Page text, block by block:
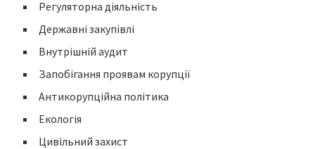
Регуляторна діяльність
Державні закупівлі
Внутрішній аудит
Запобігання проявам корупції
Антикорупційна політика
Екологія
Цивільний захист